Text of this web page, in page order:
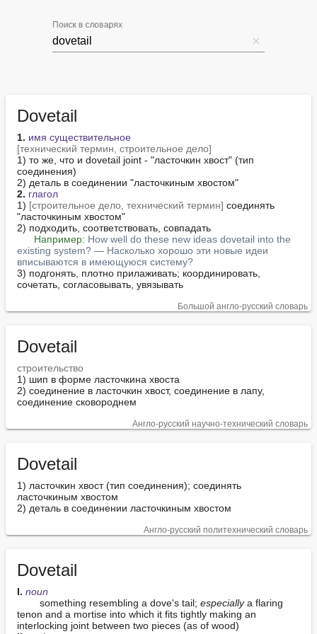
Поиск в словарях
Dovetail
1. имя существительное
[технический термин, строительное дело]
1) то же, что и dovetail joint - "ласточкин хвост" (тип
соединения)
2. глагол
1) [строительное дело, технический термин] соединять
"ласточкиным хвостом"
2) подходить, соответствовать, совпадать
Например: How well do these new ideas dovetail into the
existing system? — Насколько хорошо эти новые идеи
вписываются в имеющуюся систему?
3) подгонять, плотно прилаживать; координировать,
сочетать, согласовывать, увязывать
Большой англо-русский словарь
Dovetail
строительство
1) шип в форме ласточкина хвоста
2) соединение в ласточкин хвост, соединение в лапу,
соединение сковороднем
Англо-русский научно-технический словарь
Dovetail
1) ласточкин хвост (тип соединения); соединять
ласточкиным хвостом
2) деталь в соединении ласточкиным хвостом
Англо-русский политехнический словарь
Dovetail
I. noun
        something resembling a dove's tail;
especially a flaring
tenon and a mortise into which it fits tightly making an